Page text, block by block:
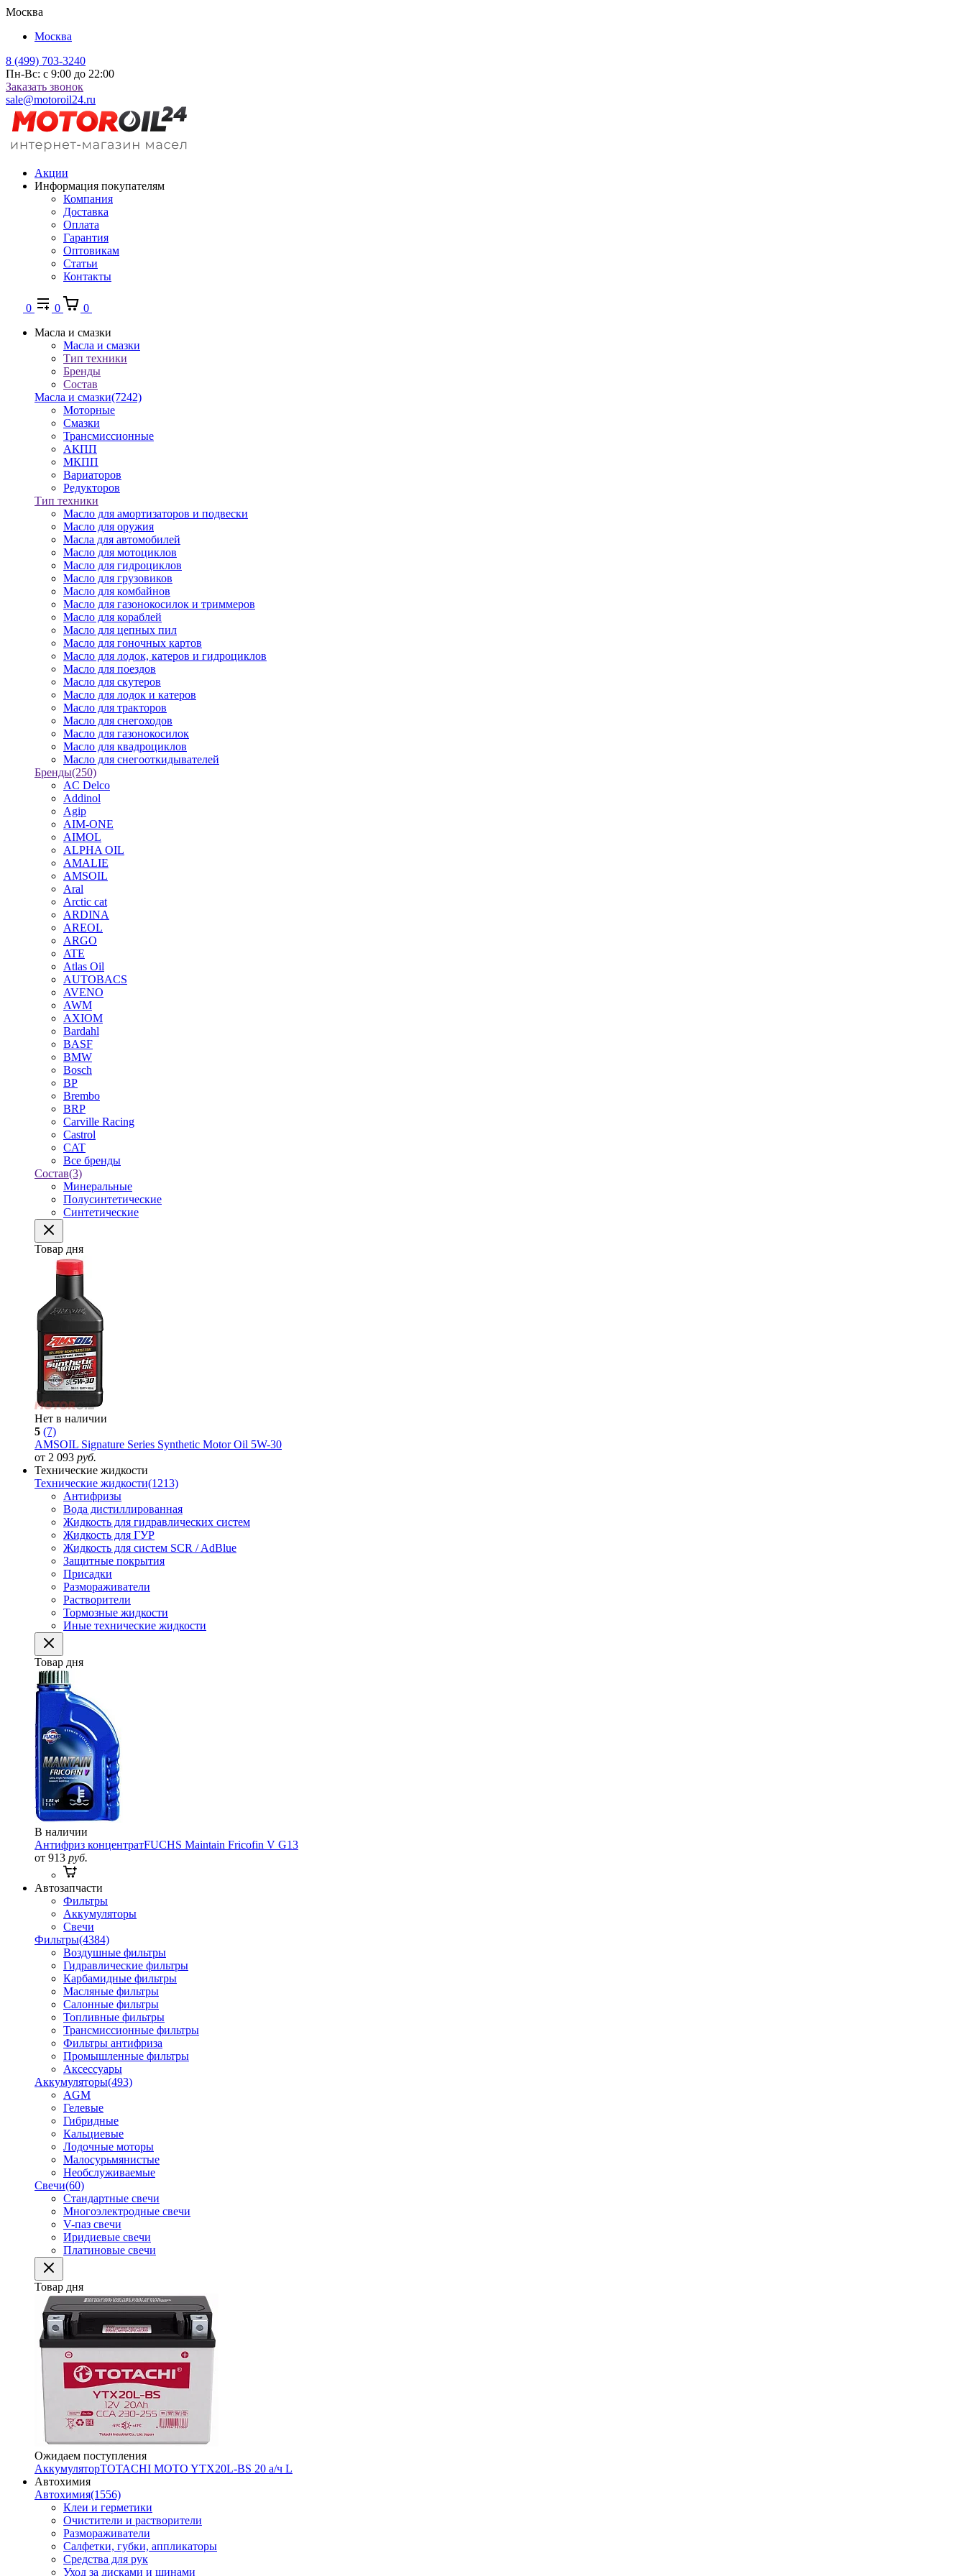
Москва
Москва
8 (499) 703-3240
Пн-Вс: с 9:00 до 22:00
Заказать звонок
sale@motoroil24.ru
Акции
Информация покупателям
Компания
Доставка
Оплата
Гарантия
Оптовикам
Статьи
Контакты
0 0
0
Масла и смазки
Масла и смазки
Тип техники
Бренды
Состав
Масла и смазки(7242)
Моторные
Смазки
Трансмиссионные
АКПП
МКПП
Вариаторов
Редукторов
Тип техники
Масло для амортизаторов и подвески
Масло для оружия
Масла для автомобилей
Масло для мотоциклов
Масло для гидроциклов
Масло для грузовиков
Масло для комбайнов
Масло для газонокосилок и триммеров
Масло для кораблей
Масло для цепных пил
Масло для гоночных картов
Масло для лодок, катеров и гидроциклов
Масло для поездов
Масло для скутеров
Масло для лодок и катеров
Масло для тракторов
Масло для снегоходов
Масло для газонокосилок
Масло для квадроциклов
Масло для снегооткидывателей
Бренды(250)
AC Delco
Addinol
Agip
AIM-ONE
AIMOL
ALPHA OIL
AMALIE
AMSOIL
Aral
Arctic cat
ARDINA
AREOL
ARGO
ATE
Atlas Oil
AUTOBACS
AVENO
AWM
AXIOM
Bardahl
BASF
BMW
Bosch
BP
Brembo
BRP
Carville Racing
Castrol
CAT
Все бренды
Состав(3)
Минеральные
Полусинтетические
Синтетические
Товар дня
Нет в наличии
5 (7)
AMSOIL Signature Series Synthetic Motor Oil 5W-30
от 2 093 руб.
Технические жидкости
Технические жидкости(1213)
Антифризы
Вода дистиллированная
Жидкость для гидравлических систем
Жидкость для ГУР
Жидкость для систем SCR / AdBlue
Защитные покрытия
Присадки
Размораживатели
Растворители
Тормозные жидкости
Иные технические жидкости
Товар дня
В наличии
Антифриз концентратFUCHS Maintain Fricofin V G13
от 913 руб.
Автозапчасти
Фильтры
Аккумуляторы
Свечи
Фильтры(4384)
Воздушные фильтры
Гидравлические фильтры
Карбамидные фильтры
Масляные фильтры
Салонные фильтры
Топливные фильтры
Трансмиссионные фильтры
Фильтры антифриза
Промышленные фильтры
Аксессуары
Аккумуляторы(493)
AGM
Гелевые
Гибридные
Кальциевые
Лодочные моторы
Малосурьмянистые
Необслуживаемые
Свечи(60)
Стандартные свечи
Многоэлектродные свечи
V-паз свечи
Иридиевые свечи
Платиновые свечи
Товар дня
Ожидаем поступления
АккумуляторTOTACHI MOTO YTX20L-BS 20 а/ч L
Автохимия
Автохимия(1556)
Клеи и герметики
Очистители и растворители
Размораживатели
Салфетки, губки, аппликаторы
Средства для рук
Уход за дисками и шинами